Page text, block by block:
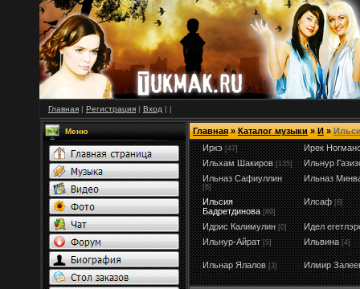
Главная | Регистрация | Вход | |
Меню Главная»Каталог музыки»И»
Иркэ [47]
Ирек
Ильхам Шакиров [135]
Ильнур
Ильназ Сафиуллин
[6]
Ильназ
Ильсия
Бадретдинова [89]
Илсаф [6]
Идрис Калимулин [0]
Идел
Ильнур-Айрат [5] Ильвина [4]
Ильнар Ялалов [3] Илмир